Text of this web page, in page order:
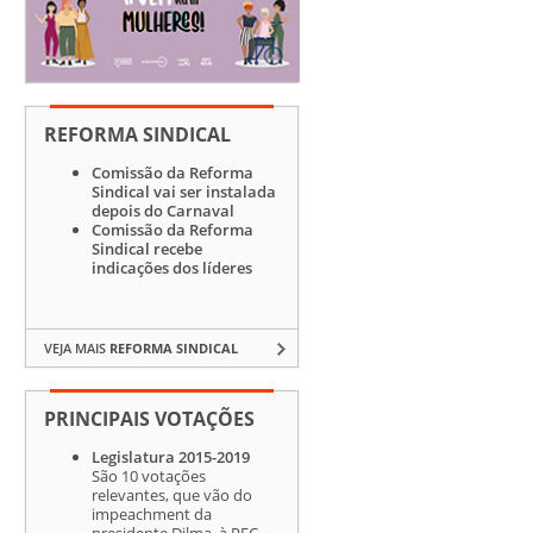
REFORMA SINDICAL
Comissão da Reforma
Sindical vai ser instalada
depois do Carnaval
Comissão da Reforma
Sindical recebe
indicações dos líderes
VEJA MAIS REFORMA SINDICAL
PRINCIPAIS VOTAÇÕES
Legislatura 2015-2019
São 10 votações
relevantes, que vão do
impeachment da